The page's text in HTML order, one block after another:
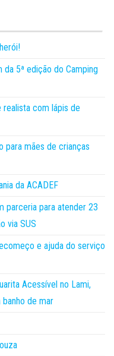
da 5ª edição do Camping
realista com lápis de
para mães de crianças
da ACADEF
parceria para atender 23
via SUS
e ajuda do serviço
Acessível no Lami,
de mar